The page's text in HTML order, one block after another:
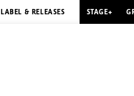
LABEL & RELEASES STAGE+